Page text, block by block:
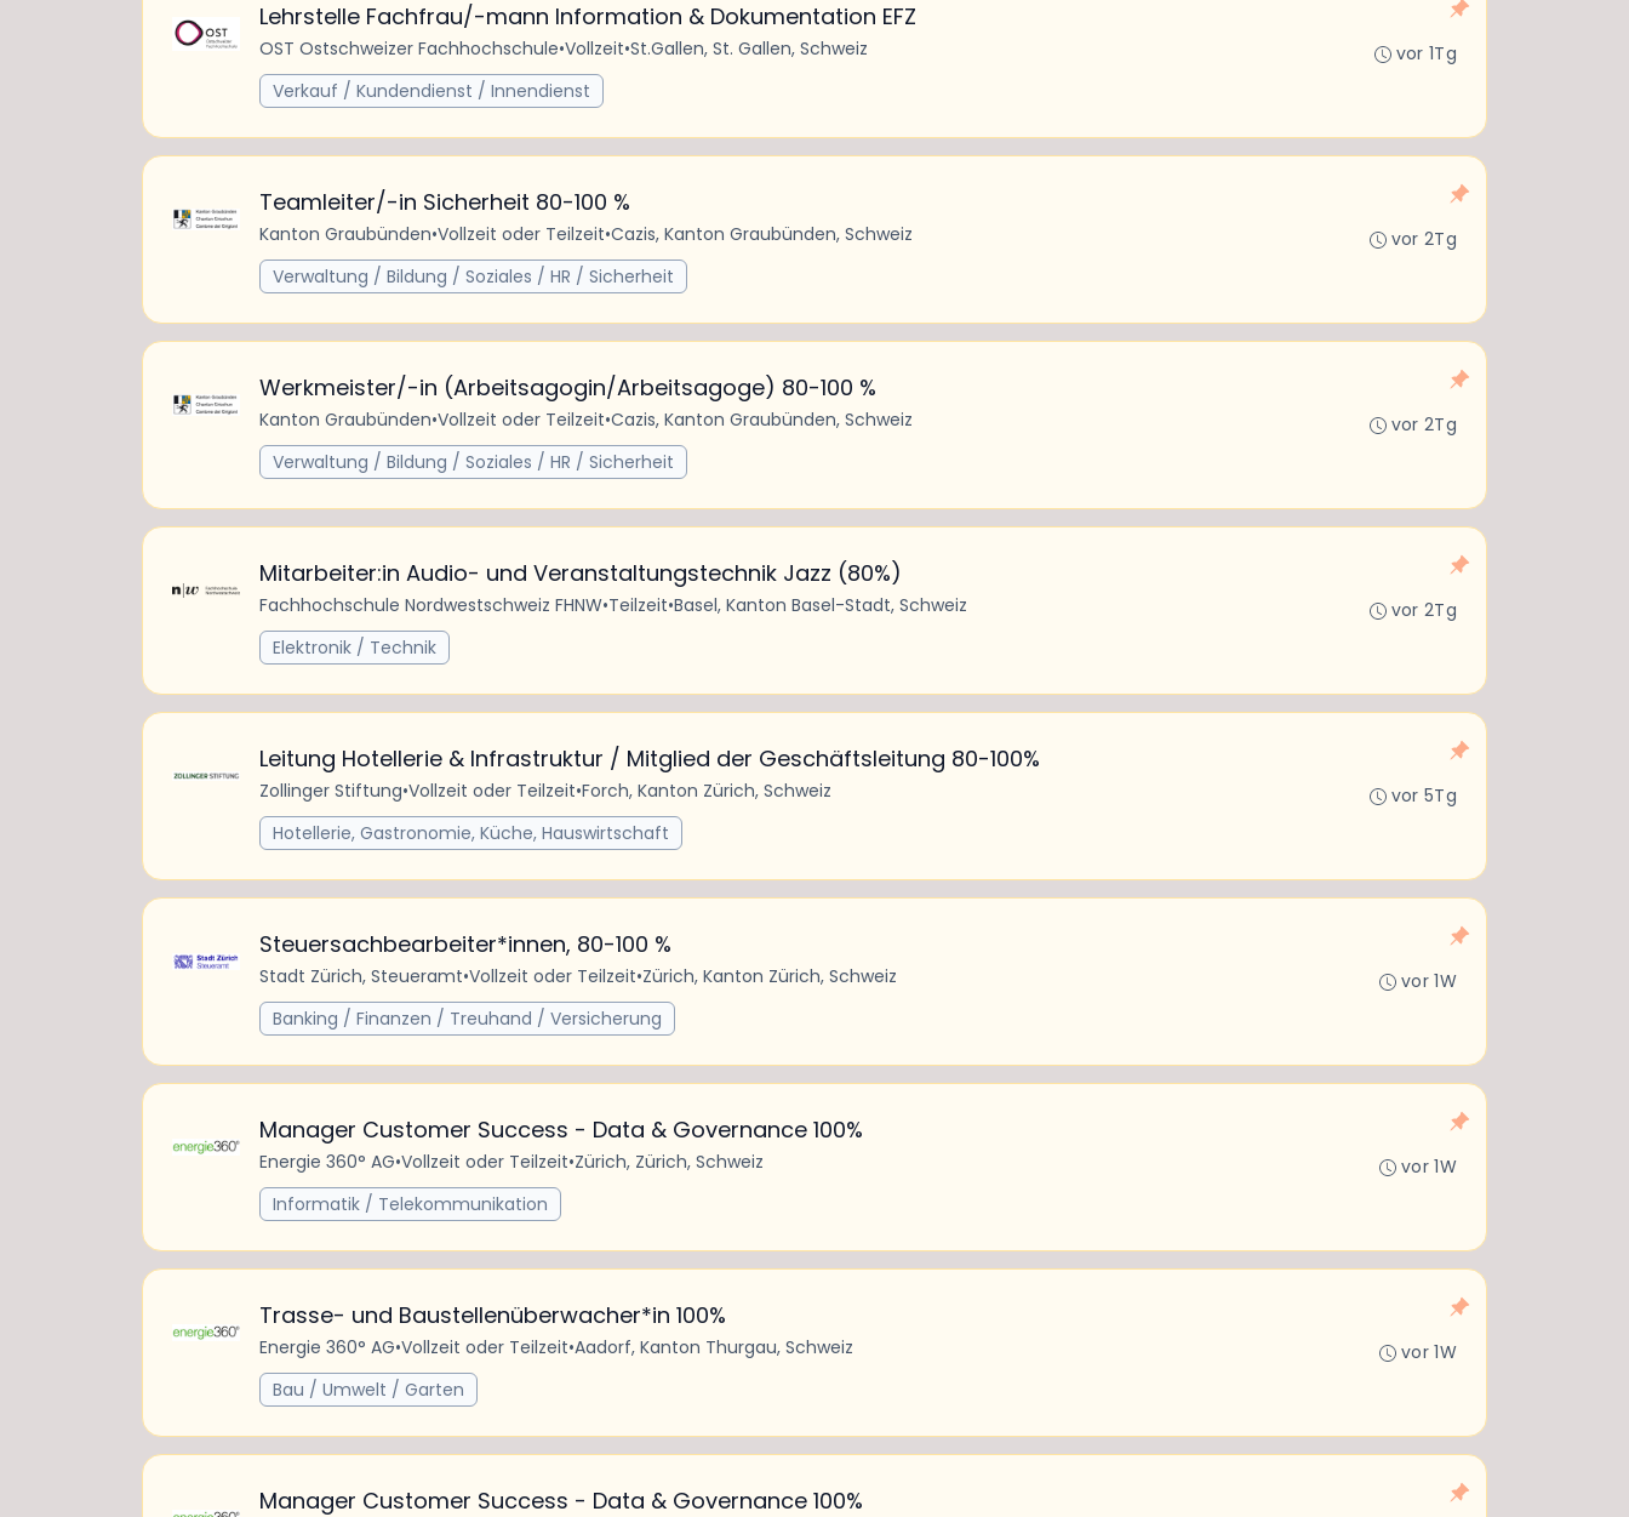
Lehrstelle Fachfrau/-mann Information & Dokumentation EFZ
OST Ostschweizer Fachhochschule•Vollzeit•St.Gallen, St. Gallen, Schweiz
Verkauf / Kundendienst / Innendienst
vor 1Tg
Teamleiter/-in Sicherheit 80-100 %
Kanton Graubünden•Vollzeit oder Teilzeit•Cazis, Kanton Graubünden, Schweiz
Verwaltung / Bildung / Soziales / HR / Sicherheit
vor 2Tg
Werkmeister/-in (Arbeitsagogin/Arbeitsagoge) 80-100 %
Kanton Graubünden•Vollzeit oder Teilzeit•Cazis, Kanton Graubünden, Schweiz
Verwaltung / Bildung / Soziales / HR / Sicherheit
vor 2Tg
Mitarbeiter:in Audio- und Veranstaltungstechnik Jazz (80%)
Fachhochschule Nordwestschweiz FHNW•Teilzeit•Basel, Kanton Basel-Stadt, Schweiz
Elektronik / Technik
vor 2Tg
Leitung Hotellerie & Infrastruktur / Mitglied der Geschäftsleitung 80-100%
Zollinger Stiftung•Vollzeit oder Teilzeit•Forch, Kanton Zürich, Schweiz
Hotellerie, Gastronomie, Küche, Hauswirtschaft
vor 5Tg
Steuersachbearbeiter*innen, 80-100 %
Stadt Zürich, Steueramt•Vollzeit oder Teilzeit•Zürich, Kanton Zürich, Schweiz
Banking / Finanzen / Treuhand / Versicherung
vor 1W
Manager Customer Success - Data & Governance 100%
Energie 360° AG•Vollzeit oder Teilzeit•Zürich, Zürich, Schweiz
Informatik / Telekommunikation
vor 1W
Trasse- und Baustellenüberwacher*in 100%
Energie 360° AG•Vollzeit oder Teilzeit•Aadorf, Kanton Thurgau, Schweiz
Bau / Umwelt / Garten
vor 1W
Manager Customer Success - Data & Governance 100%